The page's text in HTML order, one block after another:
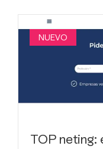
NUEVO
TOP